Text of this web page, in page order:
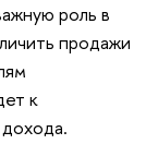
роль в
продажи
к